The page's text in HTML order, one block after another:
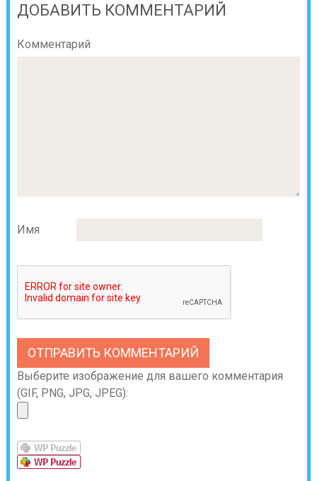
ДОБАВИТЬ КОММЕНТАРИЙ
Комментарий
Имя
Выберите изображение для вашего комментария
(GIF, PNG, JPG, JPEG):